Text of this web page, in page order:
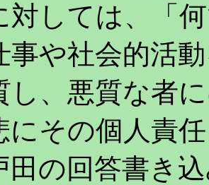
対しては、「
事や社会的活
し、悪質な者
にその個人責
の回答書き